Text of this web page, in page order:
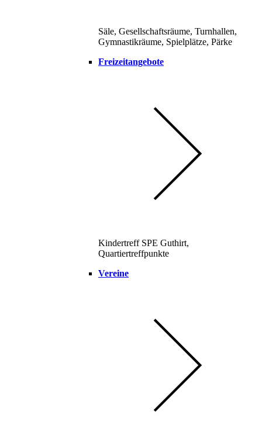
Säle, Gesellschaftsräume, Turnhallen,
Gymnastikräume, Spielplätze, Pärke
Freizeitangebote
Kindertreff SPE Guthirt,
Quartiertreffpunkte
Vereine